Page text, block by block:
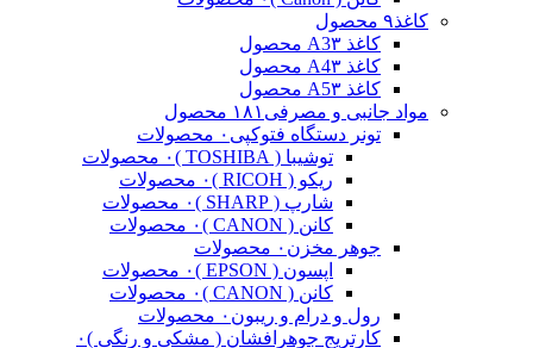
کاغذ۹ محصول
کاغذ A3 ۳ محصول
کاغذ A4 ۳ محصول
کاغذ A5 ۳ محصول
مواد جانبی و مصرفی ۱۸۱ محصول
تونر دستگاه فتوکپی ۰ محصولات
توشیبا ( TOSHIBA )
۰ محصولات
ریکو ( RICOH )
۰ محصولات
شارپ ( SHARP )
۰ محصولات
کانن ( CANON )
۰ محصولات
جوهر مخزن ۰ محصولات
اپسون ( EPSON )
۰ محصولات
کانن ( CANON )
۰ محصولات
رول و درام و ریبون ۰ محصولات
کارتریج جوهرافشان ( مشکی و رنگی )۰